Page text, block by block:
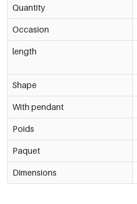
Quantity
Occasion
length
Shape
With pendant
Poids
Paquet
Dimensions